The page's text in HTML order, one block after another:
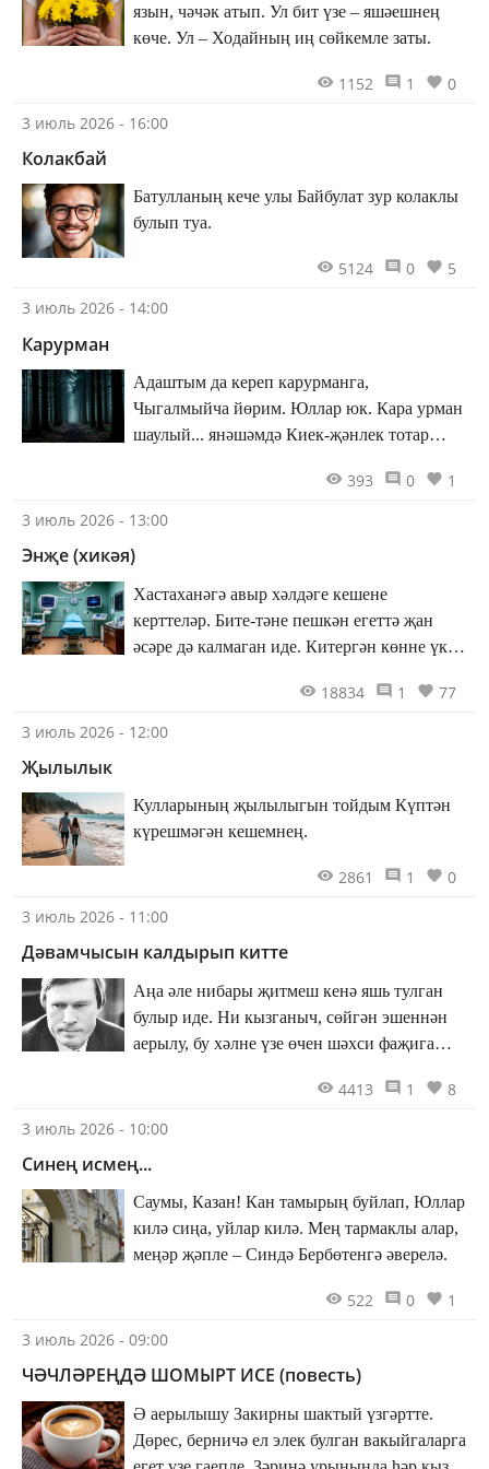
язын, чәчәк атып. Ул бит үзе – яшәешнең
көче. Ул – Ходайның иң сөйкемле заты.
1152 1
0
3 июль 2026 - 16:00
Колакбай
Батулланың кече улы Байбулат зур колаклы
булып туа.
5124 0
5
3 июль 2026 - 14:00
Карурман
Адаштым да кереп карурманга,
Чыгалмыйча йөрим. Юллар юк. Кара урман
шаулый... янәшәмдә Киек-җәнлек тотар
393 0
1
3 июль 2026 - 13:00
Энҗе (хикәя)
Хастаханәгә авыр хәлдәге кешене
керттеләр. Бите-тәне пешкән егеттә җан
әсәре дә калмаган иде. Китергән көнне үк
карамагына тапшырылды...18834 1
77
3 июль 2026 - 12:00
Җылылык
Кулларының җылылыгын тойдым Күптән
күрешмәгән кешемнең.
2861 1
0
3 июль 2026 - 11:00
Дәвамчысын калдырып китте
Аңа әле нибары җитмеш кенә яшь тулган
булыр иде. Ни кызганыч, сөйгән эшеннән
аерылу, бу хәлне үзе өчен шәхси фаҗига
4413 1
8
3 июль 2026 - 10:00
Синең исмең...
Саумы, Казан! Кан тамырың буйлап, Юллар
килә сиңа, уйлар килә. Мең тармаклы алар,
меңәр җәпле – Синдә Бербөтенгә әверелә.
522 0
1
3 июль 2026 - 09:00
ЧӘЧЛӘРЕҢДӘ ШОМЫРТ ИСЕ (повесть)
Ә аерылышу Закирны шактый үзгәртте.
Дөрес, берничә ел элек булган вакыйгаларга